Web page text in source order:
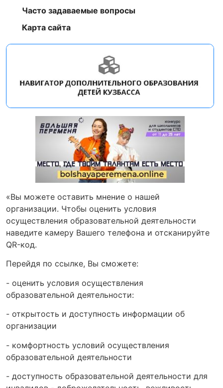
Часто задаваемые вопросы
Карта сайта
«Вы можете оставить мнение о нашей
организации. Чтобы оценить условия
осуществления образовательной деятельности
наведите камеру Вашего телефона и отсканируйте
QR-код.
Перейдя по ссылке, Вы сможете:
- оценить условия осуществления
образовательной деятельности:
- открытость и доступность информации об
организации
- комфортность условий осуществления
образовательной деятельности
- доступность образовательной деятельности для